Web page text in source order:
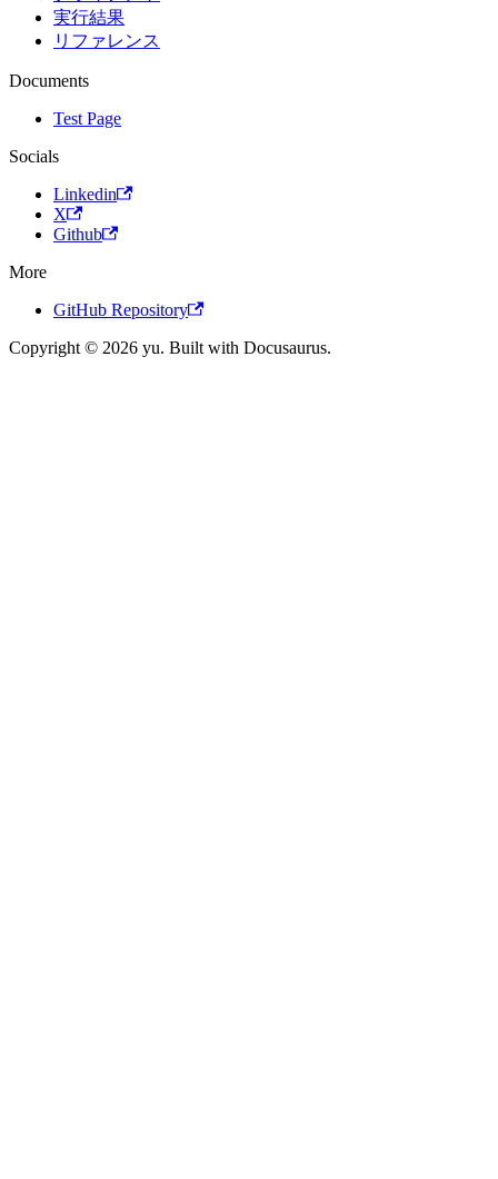
実行結果
リファレンス
Documents
Test Page
Socials
Linkedin
X
Github
More
GitHub Repository
Copyright © 2026 yu. Built with Docusaurus.